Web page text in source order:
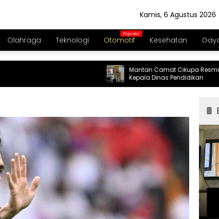
Kamis, 6 Agustus 2026
Olahraga Teknologi Otomotif Kesehatan
Mantan Camat Cikupa Resmi Jabat
Kepala Dinas Pendidikan